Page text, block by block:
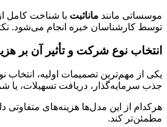
موسساتی مانند ماناثبت با شناخت کامل
توسط کارشناسان خبره انجام می‌شود.
انتخاب نوع شرکت و تأثیر آن بر
یکی از مهم‌ترین تصمیمات اولیه،
جذب سرمایه‌گذار، دریافت تسهیلات، یا
هرکدام از این مدل‌ها هزینه‌های متفاوتی
مطمئن‌تر کند.